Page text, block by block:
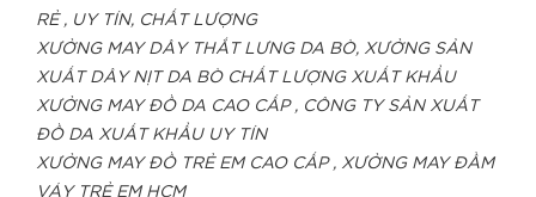
RẺ , UY TÍN, CHẤT LƯỢNG
XƯỞNG MAY DÂY THẮT LƯNG DA BÒ, XƯỞNG SẢN
XUẤT DÂY NỊT DA BÒ CHẤT LƯỢNG XUẤT KHẨU
XƯỞNG MAY ĐỒ DA CAO CẤP , CÔNG TY SẢN XUẤT
ĐỒ DA XUẤT KHẨU UY TÍN
XƯỞNG MAY ĐỒ TRẺ EM CAO CẤP , XƯỞNG MAY ĐẦM
VÁY TRẺ EM HCM